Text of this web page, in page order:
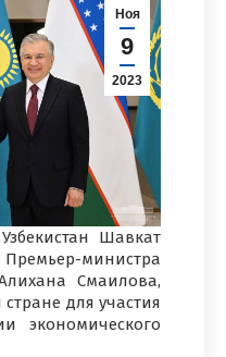
Ноя
9
2023
Шавкат
министра
Смаилова,
для участия
экономического